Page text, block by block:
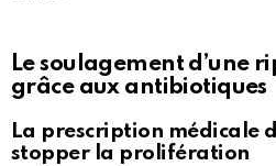
Le soulagement d’une
grâce aux antibiotiques
La prescription médicale
stopper la prolifération